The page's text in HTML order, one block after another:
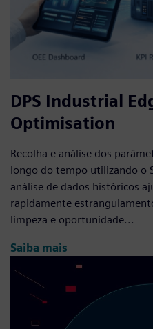
DPS Industrial
Optimisation
Recolha e análise dos
longo do tempo utilizando o
análise de dados históricos
rapidamente
limpeza e oportunidade...
Saiba mais